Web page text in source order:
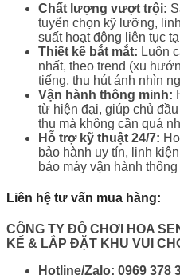
Chất lượng vượt trội:
tuyển chọn kỹ lưỡng,
suất hoạt động liên tục
Thiết kế bắt mắt: Luôn
nhất, theo trend (xu
tiếng, thu hút ánh nhìn
Vận hành thông minh:
từ hiện đại, giúp chủ
thu mà không cần quá
Hỗ trợ kỹ thuật 24/7:
bảo hành uy tín, linh
bảo máy vận hành thông
Liên hệ tư vấn mua hàng:
CÔNG TY ĐỒ CHƠI HOA
KẾ & LẮP ĐẶT KHU VUI
Hotline/Zalo: 0969 378